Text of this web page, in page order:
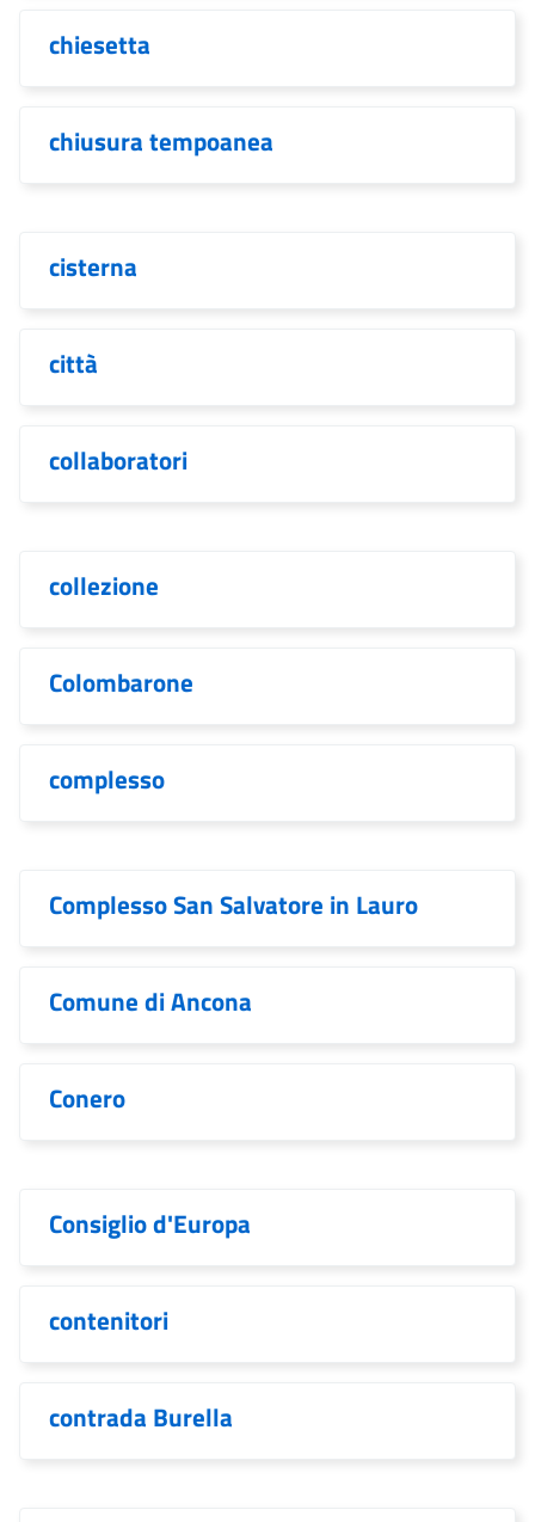
chiesetta
chiusura tempoanea
cisterna
città
collaboratori
collezione
Colombarone
complesso
Complesso San Salvatore in Lauro
Comune di Ancona
Conero
Consiglio d'Europa
contenitori
contrada Burella